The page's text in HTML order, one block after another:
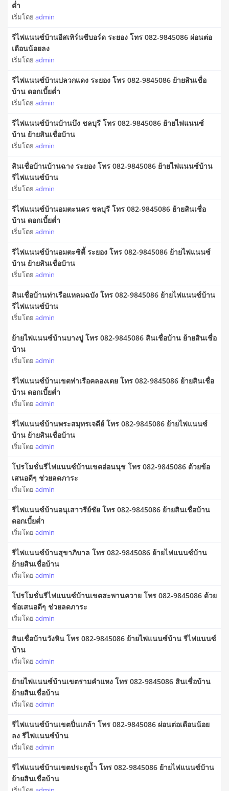
ต่ำ
เริ่มโดย admin
รีไฟแนนซ์บ้านอีสเทิร์นซีบอร์ด ระยอง โทร 082-9845086 ผ่อนต่อ
เดือนน้อยลง
เริ่มโดย admin
รีไฟแนนซ์บ้านปลวกแดง ระยอง โทร 082-9845086 ย้ายสินเชื่อ
บ้าน ดอกเบี้ยต่ำ
เริ่มโดย admin
รีไฟแนนซ์บ้านบ้านบึง ชลบุรี โทร 082-9845086 ย้ายไฟแนนซ์
บ้าน ย้ายสินเชื่อบ้าน
เริ่มโดย admin
สินเชื่อบ้านบ้านฉาง ระยอง โทร 082-9845086 ย้ายไฟแนนซ์บ้าน
รีไฟแนนซ์บ้าน
เริ่มโดย admin
รีไฟแนนซ์บ้านอมตะนคร ชลบุรี โทร 082-9845086 ย้ายสินเชื่อ
บ้าน ดอกเบี้ยต่ำ
เริ่มโดย admin
รีไฟแนนซ์บ้านอมตะซิตี้ ระยอง โทร 082-9845086 ย้ายไฟแนนซ์
บ้าน ย้ายสินเชื่อบ้าน
เริ่มโดย admin
สินเชื่อบ้านท่าเรือแหลมฉบัง โทร 082-9845086 ย้ายไฟแนนซ์บ้าน
รีไฟแนนซ์บ้าน
เริ่มโดย admin
ย้ายไฟแนนซ์บ้านบางปู โทร 082-9845086 สินเชื่อบ้าน ย้ายสินเชื่อ
บ้าน
เริ่มโดย admin
รีไฟแนนซ์บ้านเขตท่าเรือคลองเตย โทร 082-9845086 ย้ายสินเชื่อ
บ้าน ดอกเบี้ยต่ำ
เริ่มโดย admin
รีไฟแนนซ์บ้านพระสมุทรเจดีย์ โทร 082-9845086 ย้ายไฟแนนซ์
บ้าน ย้ายสินเชื่อบ้าน
เริ่มโดย admin
โปรโมชั่นรีไฟแนนซ์บ้านเขตอ่อนนุช โทร 082-9845086 ด้วยข้อ
เสนอดีๆ ช่วยลดภาระ
เริ่มโดย admin
รีไฟแนนซ์บ้านอนุเสาวรีย์ชัย โทร 082-9845086 ย้ายสินเชื่อบ้าน
ดอกเบี้ยต่ำ
เริ่มโดย admin
รีไฟแนนซ์บ้านสุขาภิบาล โทร 082-9845086 ย้ายไฟแนนซ์บ้าน
ย้ายสินเชื่อบ้าน
เริ่มโดย admin
โปรโมชั่นรีไฟแนนซ์บ้านเขตสะพานควาย โทร 082-9845086 ด้วย
ข้อเสนอดีๆ ช่วยลดภาระ
เริ่มโดย admin
สินเชื่อบ้านวังหิน โทร 082-9845086 ย้ายไฟแนนซ์บ้าน รีไฟแนนซ์
บ้าน
เริ่มโดย admin
ย้ายไฟแนนซ์บ้านเขตรามคำแหง โทร 082-9845086 สินเชื่อบ้าน
ย้ายสินเชื่อบ้าน
เริ่มโดย admin
รีไฟแนนซ์บ้านเขตปิ่นเกล้า โทร 082-9845086 ผ่อนต่อเดือนน้อย
ลง รีไฟแนนซ์บ้าน
เริ่มโดย admin
รีไฟแนนซ์บ้านเขตประตูน้ำ โทร 082-9845086 ย้ายไฟแนนซ์บ้าน
ย้ายสินเชื่อบ้าน